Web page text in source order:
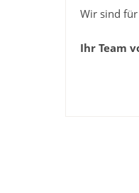
Wir sind für
Ihr Team